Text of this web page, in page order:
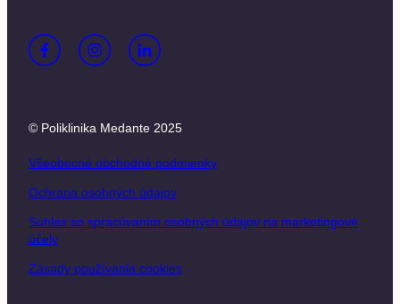
© Poliklinika Medante 2025
Všeobecné obchodné podmienky
Ochrana osobných údajov
Súhlas so spracúvaním osobných údajov na marketingové
účely
Zásady používania cookies